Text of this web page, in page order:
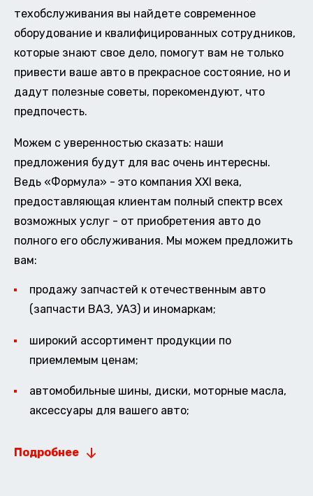
техобслуживания вы найдете современное
оборудование и квалифицированных сотрудников,
которые знают свое дело, помогут вам не только
привести ваше авто в прекрасное состояние, но и
дадут полезные советы, порекомендуют, что
предпочесть.
Можем с уверенностью сказать: наши
предложения будут для вас очень интересны.
Ведь «Формула» - это компания XXI века,
предоставляющая клиентам полный спектр всех
возможных услуг - от приобретения авто до
полного его обслуживания. Мы можем предложить
вам:
продажу запчастей к отечественным авто
(запчасти ВАЗ, УАЗ) и иномаркам;
широкий ассортимент продукции по
приемлемым ценам;
автомобильные шины, диски, моторные масла,
аксессуары для вашего авто;
Подробнее